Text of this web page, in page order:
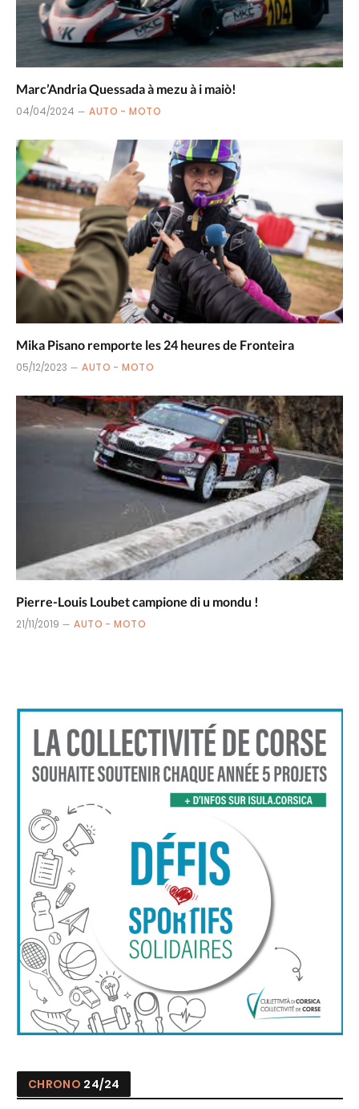
Marc’Andria Quessada à mezu à i maiò!
04/04/2024 AUTO - MOTO
Mika Pisano remporte les 24 heures de Fronteira
05/12/2023 AUTO - MOTO
Pierre-Louis Loubet campione di u mondu !
21/11/2019 AUTO - MOTO
CHRONO 24/24